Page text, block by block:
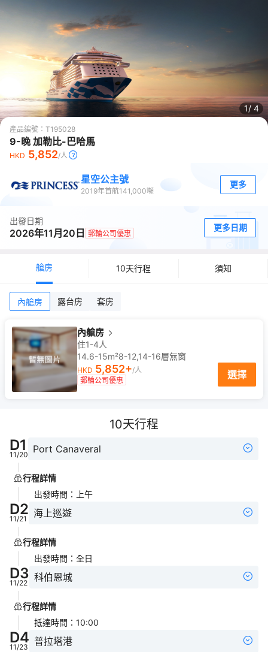
1/ 4
產品編號： T195028
9-晚 加勒比-巴哈馬
HKD 5,852/人
星空公主號
2019年首航141,000噸
更多
出發日期
2026年11月20日 郵輪公司優惠
更多日期
艙房 10天行程 須知
內艙房 露台房 套房
內艙房
住1-4人
14.6-15m²8-12,14-16層無窗
HKD 5,852+/人
郵輪公司優惠
選擇
10天行程
D1
11/20 Port Canaveral
行程詳情
出發時間 ： 上午
D2
11/21 海上巡遊
行程詳情
出發時間 ： 全日
D3
11/22 科伯恩城
行程詳情
抵達時間 ： 10:00
D4
11/23 普拉塔港